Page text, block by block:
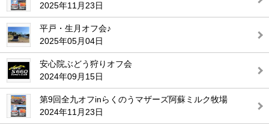
2025年11月23日
平戸・生月オフ会♪
2025年05月04日
安心院ぶどう狩りオフ会
2024年09月15日
第9回全九オフinらくのうマザーズ阿蘇ミルク牧場
2024年11月23日